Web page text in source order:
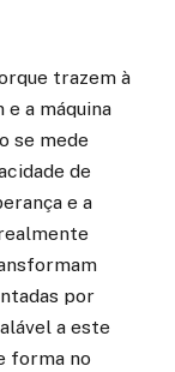
trazem à
a máquina
se mede
de
e a
por
a este
forma no